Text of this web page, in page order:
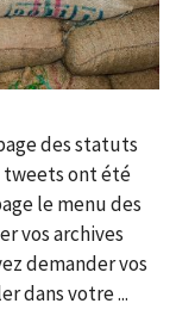
des statuts
tweets ont été
le menu des
vos archives
demander vos
dans votre ...